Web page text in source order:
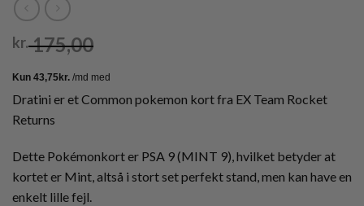
kr.175,00
Dratini er et Common pokemon kort fra EX Team Rocket
Returns
Dette Pokémonkort er PSA 9 (MINT 9), hvilket betyder at
kortet er Mint, altså i stort set perfekt stand, men kan have en
enkelt lille fejl.